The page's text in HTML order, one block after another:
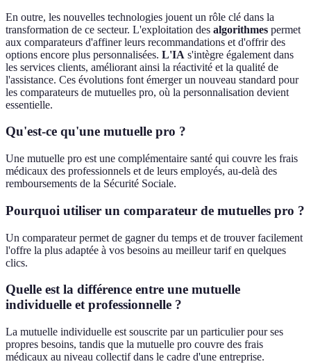
En outre, les nouvelles technologies jouent un rôle clé dans la
transformation de ce secteur. L'exploitation des algorithmes permet
aux comparateurs d'affiner leurs recommandations et d'offrir des
options encore plus personnalisées. L'IA s'intègre également dans
les services clients, améliorant ainsi la réactivité et la qualité de
l'assistance. Ces évolutions font émerger un nouveau standard pour
les comparateurs de mutuelles pro, où la personnalisation devient
essentielle.
Qu'est-ce qu'une mutuelle pro ?
Une mutuelle pro est une complémentaire santé qui couvre les frais
médicaux des professionnels et de leurs employés, au-delà des
remboursements de la Sécurité Sociale.
Pourquoi utiliser un comparateur de mutuelles pro ?
Un comparateur permet de gagner du temps et de trouver facilement
l'offre la plus adaptée à vos besoins au meilleur tarif en quelques
clics.
Quelle est la différence entre une mutuelle
individuelle et professionnelle ?
La mutuelle individuelle est souscrite par un particulier pour ses
propres besoins, tandis que la mutuelle pro couvre des frais
médicaux au niveau collectif dans le cadre d'une entreprise.